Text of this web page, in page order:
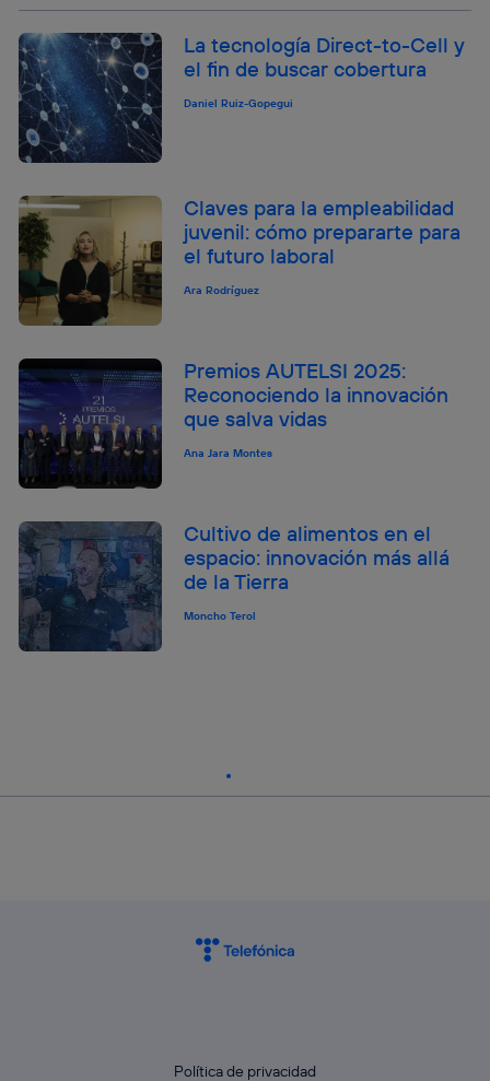
La tecnología Direct-to-Cell y
el fin de buscar cobertura
Daniel Ruiz-Gopegui
Claves para la empleabilidad
juvenil: cómo prepararte para
el futuro laboral
Ara Rodríguez
Premios AUTELSI 2025:
Reconociendo la innovación
que salva vidas
Ana Jara Montes
Cultivo de alimentos en el
espacio: innovación más allá
de la Tierra
Moncho Terol
Política de privacidad